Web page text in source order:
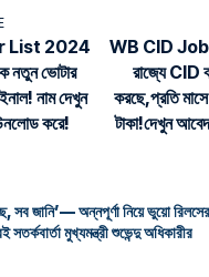
List 2024
ভোটার
নাম দেখুন
করে!
WB CID
রাজ্যে CID
করছে,প্রতি
টাকা!দেখুন
সব জানি’— অন্নপূর্ণা নিয়ে ভুয়ো রিলসের
মুখ্যমন্ত্রী শুভেন্দু অধিকারীর